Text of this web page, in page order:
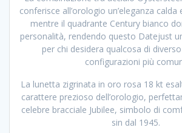
conferisce all’orologio un’eleganza
mentre il quadrante Century bianco
personalità, rendendo questo Datejust
per chi desidera qualcosa di
configurazioni più
La lunetta zigrinata in oro rosa 18 kt
carattere prezioso dell’orologio,
celebre bracciale Jubilee, simbolo di
sin dal 1945.